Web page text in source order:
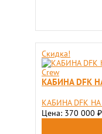
Скидка!
КАБИНА DFK
КАБИНА DFK НА
Цена: 370 000 ₽